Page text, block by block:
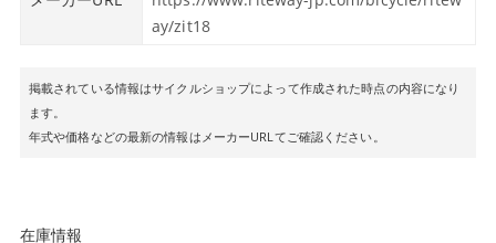
ay/zit18
掲載されている情報はサイクルショップによって作成された時点の内容になり
ます。
年式や価格などの最新の情報はメーカーURLてご確認ください。
在庫情報